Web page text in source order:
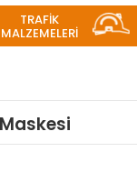
TRAFİK
MALZEMELERİ